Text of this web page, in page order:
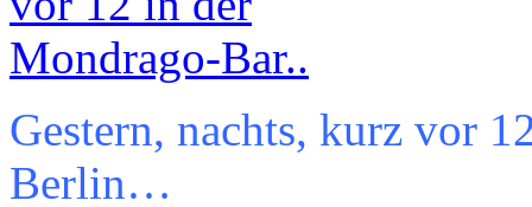
Gestern, nachts, kurz vor
Berlin…